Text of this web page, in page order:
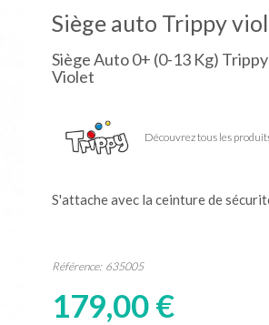
Siège auto Trippy
Siège Auto 0+ (0-13 Kg)
Violet
Découvrez tous les
S'attache avec la ceinture de
Référence: 635005
179,00 €